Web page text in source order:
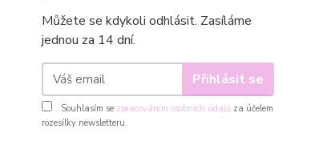
Můžete se kdykoli odhlásit. Zasíláme
jednou za 14 dní.
Přihlásit se
Souhlasím se zpracováním osobních údajů za účelem
rozesílky newsletteru.